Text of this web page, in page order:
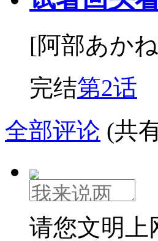
[阿部あか
完结第2话
全部评论 (共
请您文明上